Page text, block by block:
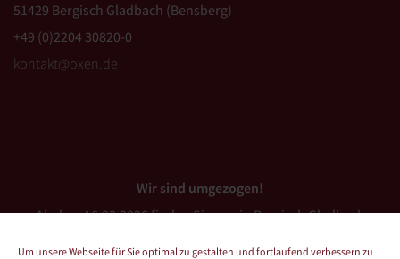
Um unsere Webseite für Sie optimal zu gestalten und fortlaufend verbessern zu
51429 Bergisch Gladbach (Bensberg)
+49 (0)2204 30820-0
kontakt@oxen.de
Wir sind umgezogen!
Ab dem 16.03.2026 finden Sie uns in Bergisch Gladbach